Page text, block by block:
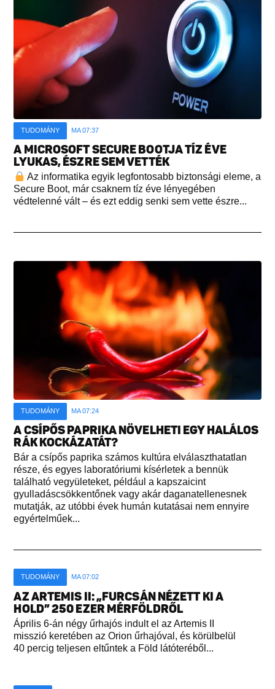
TUDOMÁNY MA 07:37
A MICROSOFT SECURE BOOTJA TÍZ ÉVE
LYUKAS, ÉSZRE SEM VETTÉK
Az informatika egyik legfontosabb biztonsági eleme, a
Secure Boot, már csaknem tíz éve lényegében
védtelenné vált – és ezt eddig senki sem vette észre...
TUDOMÁNY MA 07:24
A CSÍPŐS PAPRIKA NÖVELHETI EGY HALÁLOS
RÁK KOCKÁZATÁT?
Bár a csípős paprika számos kultúra elválaszthatatlan
része, és egyes laboratóriumi kísérletek a bennük
található vegyületeket, például a kapszaicint
gyulladáscsökkentőnek vagy akár daganatellenesnek
mutatják, az utóbbi évek humán kutatásai nem ennyire
egyértelműek...
TUDOMÁNY MA 07:02
AZ ARTEMIS II: „FURCSÁN NÉZETT KI A
HOLD” 250 EZER MÉRFÖLDRŐL
Április 6-án négy űrhajós indult el az Artemis II
misszió keretében az Orion űrhajóval, és körülbelül
40 percig teljesen eltűntek a Föld látóteréből...